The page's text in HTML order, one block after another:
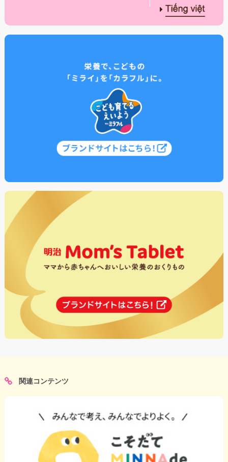
関連コンテンツ